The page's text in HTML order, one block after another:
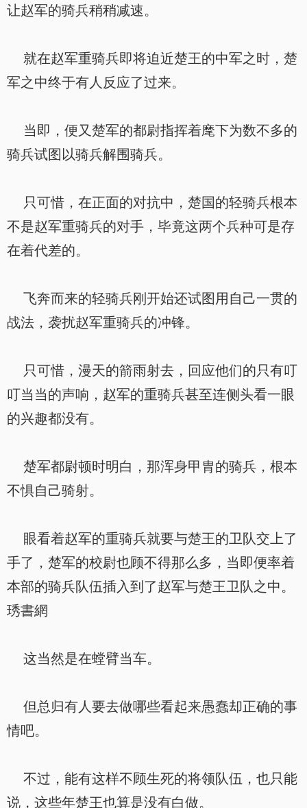
让赵军的骑兵稍稍减速。
就在赵军重骑兵即将迫近楚王的中军之时，楚
军之中终于有人反应了过来。
当即，便又楚军的都尉指挥着麾下为数不多的
骑兵试图以骑兵解围骑兵。
只可惜，在正面的对抗中，楚国的轻骑兵根本
不是赵军重骑兵的对手，毕竟这两个兵种可是存
在着代差的。
飞奔而来的轻骑兵刚开始还试图用自己一贯的
战法，袭扰赵军重骑兵的冲锋。
只可惜，漫天的箭雨射去，回应他们的只有叮
叮当当的声响，赵军的重骑兵甚至连侧头看一眼
的兴趣都没有。
楚军都尉顿时明白，那浑身甲胄的骑兵，根本
不惧自己骑射。
眼看着赵军的重骑兵就要与楚王的卫队交上了
手了，楚军的校尉也顾不得那么多，当即便率着
本部的骑兵队伍插入到了赵军与楚王卫队之中。
琇書網
这当然是在螳臂当车。
但总归有人要去做哪些看起来愚蠢却正确的事
情吧。
不过，能有这样不顾生死的将领队伍，也只能
说，这些年楚王也算是没有白做。